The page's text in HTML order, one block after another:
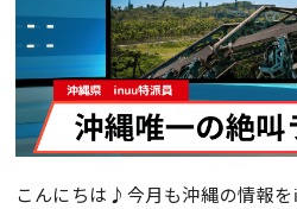
こんにちは♪今月も沖縄の情報